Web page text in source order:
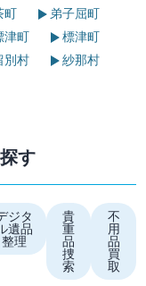
町
弟子屈町
津町
標津町
別村
紗那村
す
ジタ
遺品
整理
貴
重
品
捜
索
不
用
品
買
取